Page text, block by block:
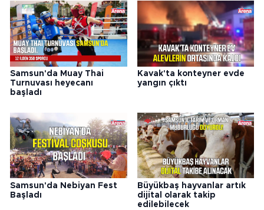
Samsun'da Muay Thai
Turnuvası heyecanı
başladı
Kavak'ta konteyner evde
yangın çıktı
Samsun'da Nebiyan Fest
Başladı
Büyükbaş hayvanlar artık
dijital olarak takip
edilebilecek